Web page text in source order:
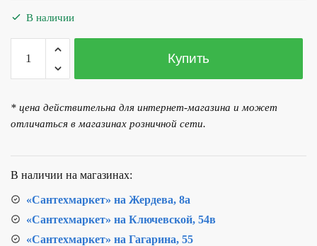
В наличии
Количество
товара
Переходник
ВР
1/2"х1-
Купить
* цена действительна для интернет-магазина и может
отличаться в магазинах розничной сети.
В наличии на магазинах:
«Сантехмаркет» на Жердева, 8а
«Сантехмаркет» на Ключевской, 54в
«Сантехмаркет» на Гагарина, 55